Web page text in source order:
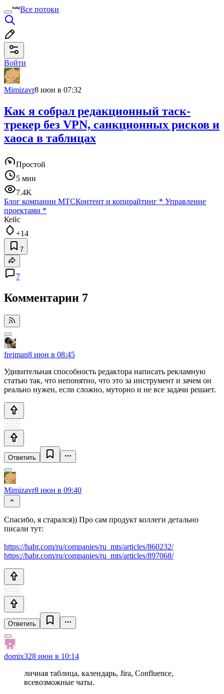
Все потоки
Войти
Mimizavr8 июн в 07:32
Как я собрал редакционный таск-
трекер без VPN, санкционных рисков и
хаоса в таблицах
Простой
5 мин
7.4K
Блог компании МТСКонтент и копирайтинг * Управление
проектами *
Кейс
+14
7
7
Комментарии 7
freiman8 июн в 08:45
Удивительная способность редактора написать рекламную
статью так, что непонятно, что это за инструмент и зачем он
реально нужен, если сложно, муторно и не все задачи решает.
Ответить
Mimizavr8 июн в 09:40
Спасибо, я старался)) Про сам продукт коллеги детально
писали тут:
https://habr.com/ru/companies/ru_mts/articles/860232/
https://habr.com/ru/companies/ru_mts/articles/897068/
Ответить
domix328 июн в 10:14
личная таблица, календарь, Jira, Confluence,
всевозможные чаты.